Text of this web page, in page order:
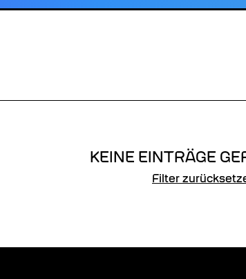
KEINE EINTRÄGE
Filter